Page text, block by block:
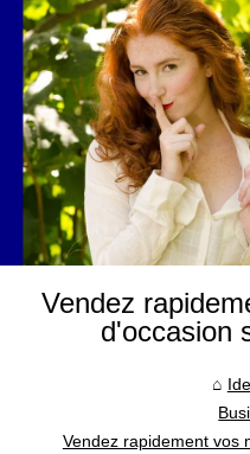
Vendez
d'occasion
Vendez rapidement vos